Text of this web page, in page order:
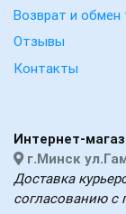
Возврат и обмен
Отзывы
Контакты
Интернет-
г.Минск
Доставка
согласованию с